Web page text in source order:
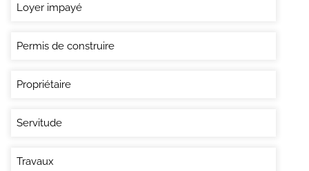
Loyer impayé
Permis de construire
Propriétaire
Servitude
Travaux